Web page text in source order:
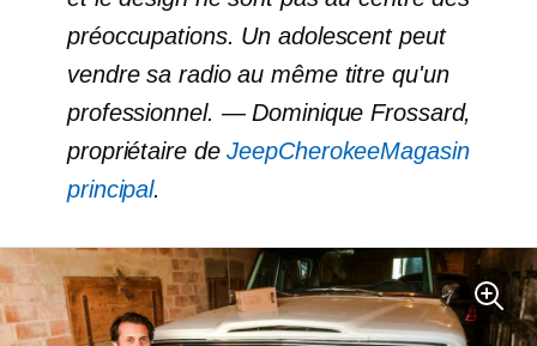
préoccupations. Un adolescent peut
vendre sa radio au même titre qu'un
professionnel. — Dominique Frossard,
propriétaire deJeepCherokeeMagasin
principal.